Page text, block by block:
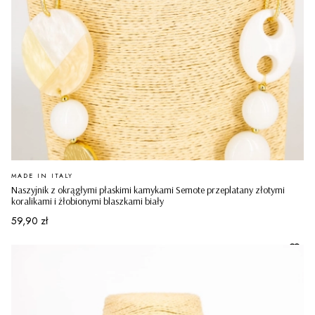
Naszyjnik z okrągłymi płaskimi kamykami Semote przeplatany złotymi
koralikami i żłobionymi blaszkami biały
PRODUCENT
MADE IN ITALY
Cena
59,90 zł